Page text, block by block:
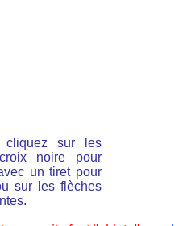
cliquez sur les
noire pour
un tiret pour
sur les flèches